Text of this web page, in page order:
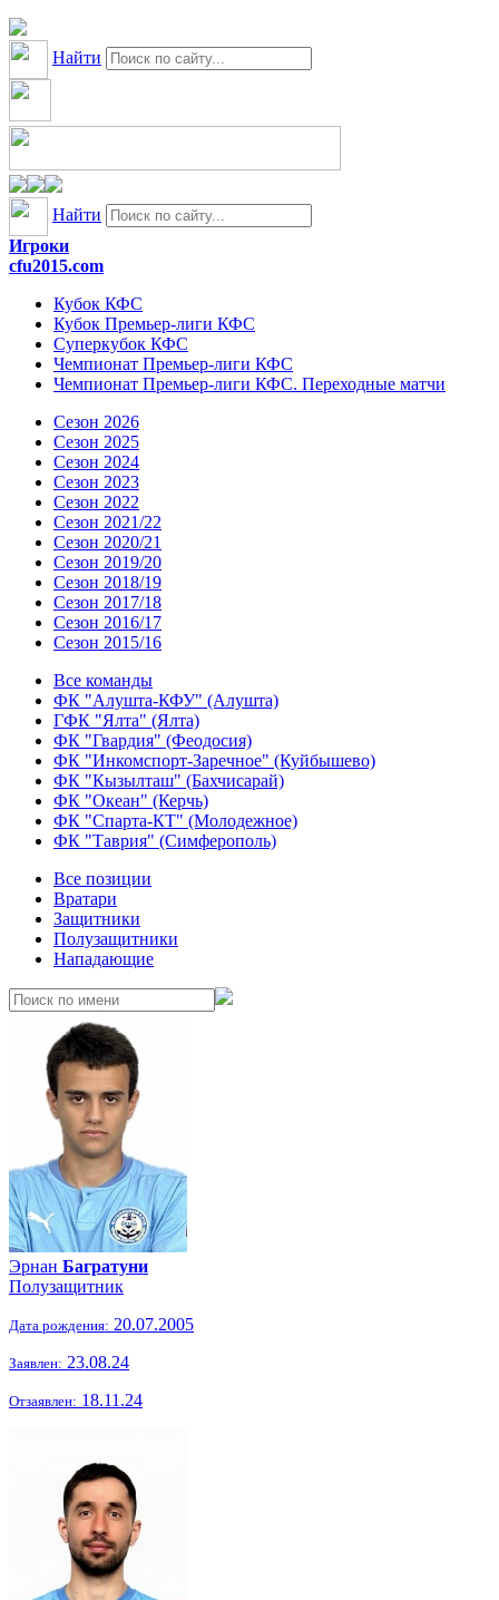
Найти
Найти
Игроки
cfu2015.com
Кубок КФС
Кубок Премьер-лиги КФС
Суперкубок КФС
Чемпионат Премьер-лиги КФС
Чемпионат Премьер-лиги КФС. Переходные матчи
Сезон 2026
Сезон 2025
Сезон 2024
Сезон 2023
Сезон 2022
Сезон 2021/22
Сезон 2020/21
Сезон 2019/20
Сезон 2018/19
Сезон 2017/18
Сезон 2016/17
Сезон 2015/16
Все команды
ФК "Алушта-КФУ" (Алушта)
ГФК "Ялта" (Ялта)
ФК "Гвардия" (Феодосия)
ФК "Инкомспорт-Заречное" (Куйбышево)
ФК "Кызылташ" (Бахчисарай)
ФК "Океан" (Керчь)
ФК "Спарта-КТ" (Молодежное)
ФК "Таврия" (Симферополь)
Все позиции
Вратари
Защитники
Полузащитники
Нападающие
Эрнан Багратуни
Полузащитник
Дата рождения: 20.07.2005
Заявлен: 23.08.24
Отзаявлен: 18.11.24